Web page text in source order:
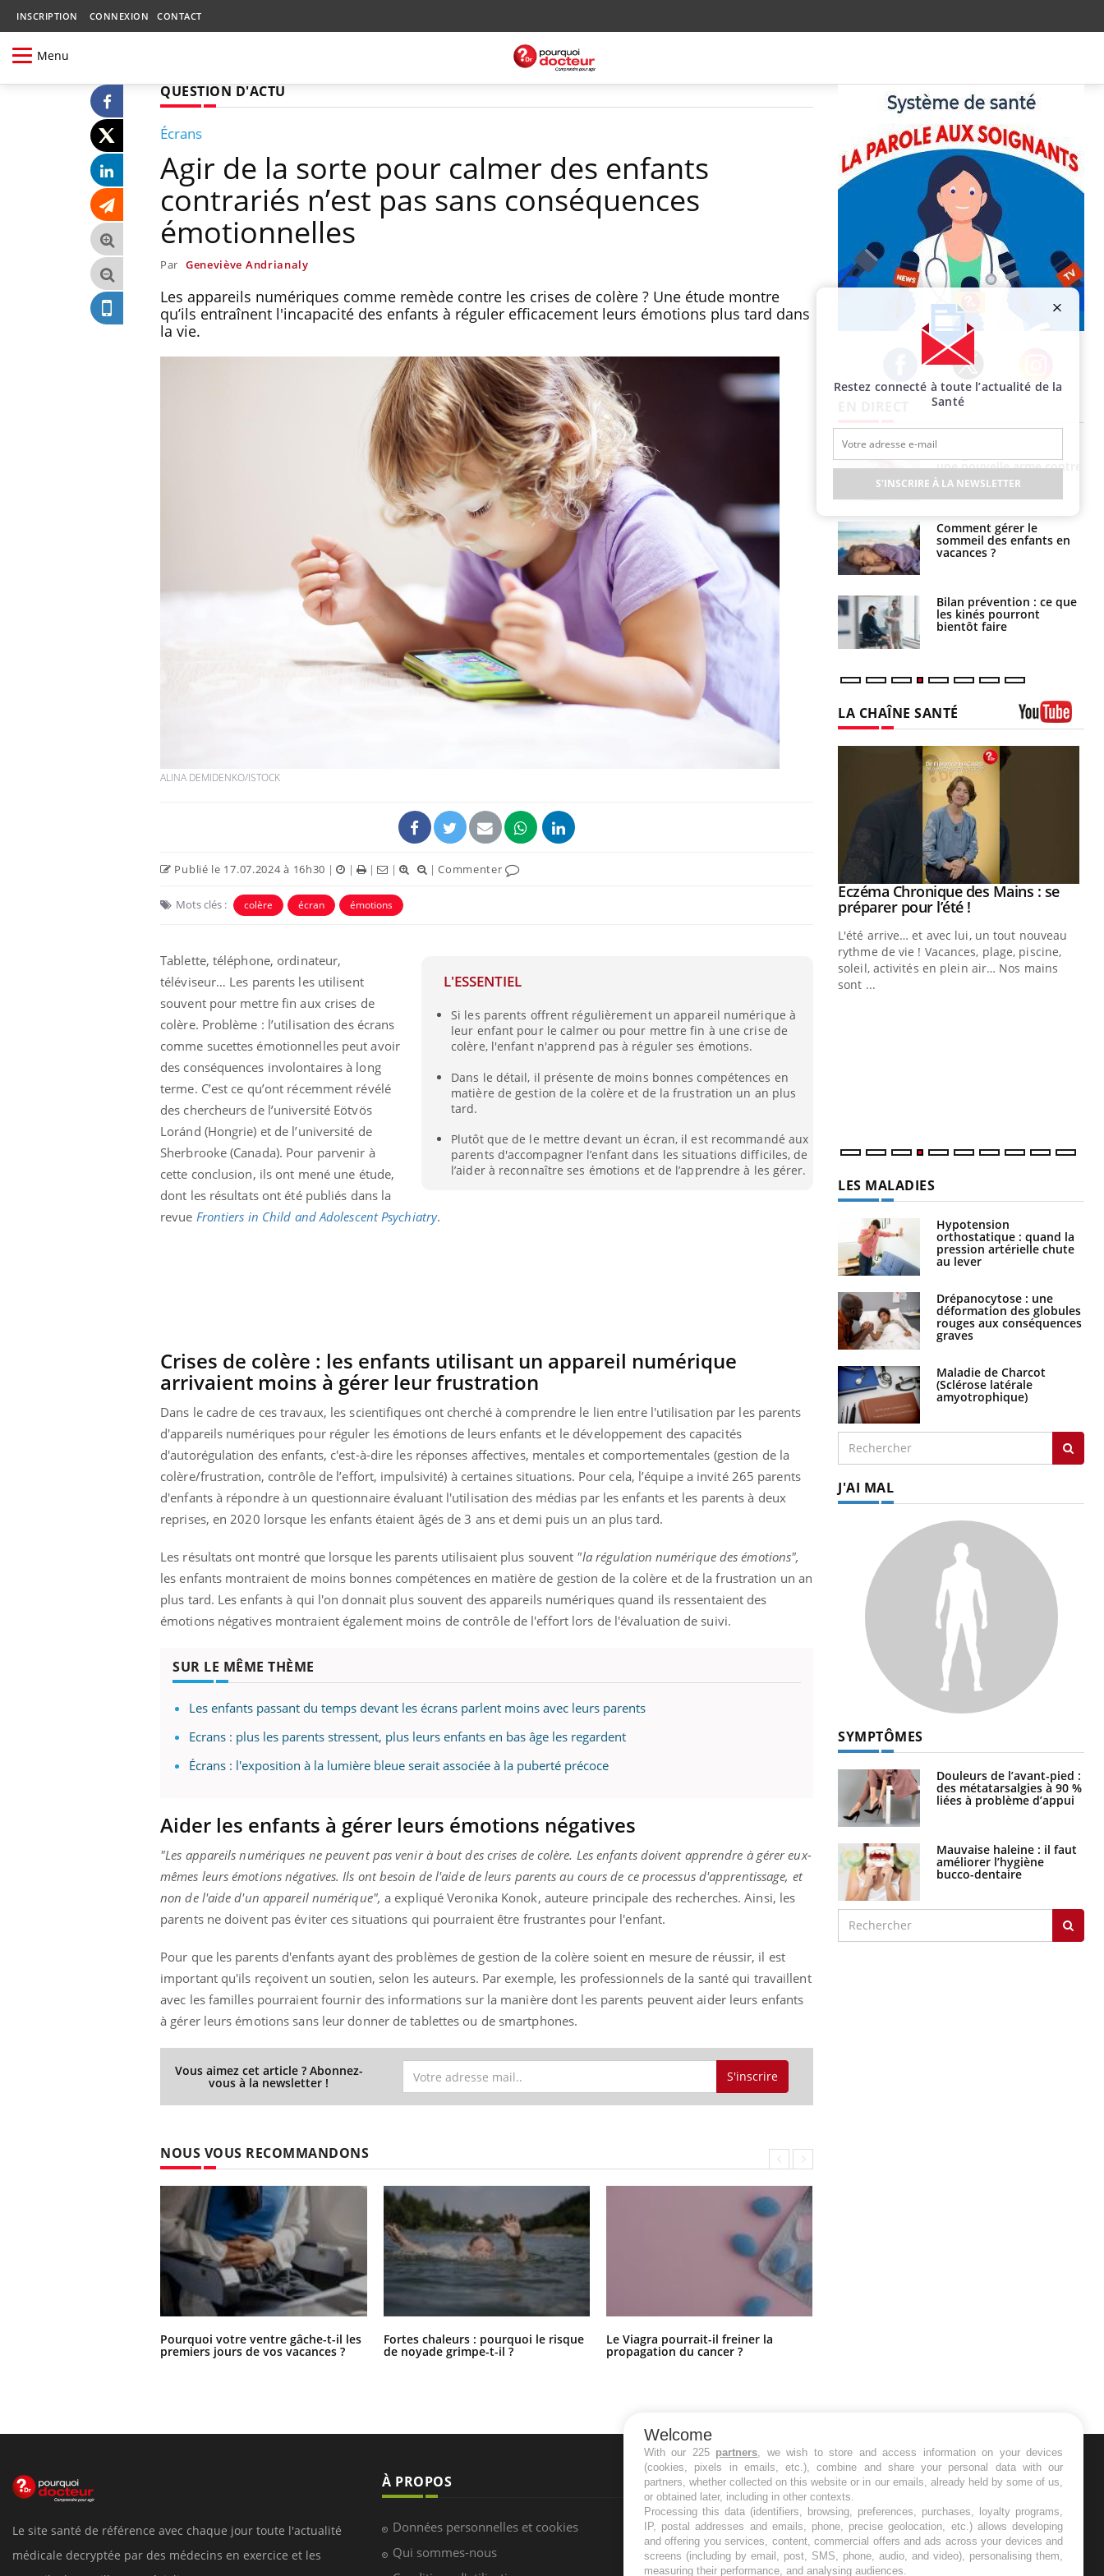
INSCRIPTION CONNEXION CONTACT
Menu
QUESTION D'ACTU
Écrans
Agir de la sorte pour calmer des enfants
contrariés n’est pas sans conséquences
émotionnelles
Par Geneviève Andrianaly
Les appareils numériques comme remède contre les crises de colère ? Une étude montre
qu’ils entraînent l'incapacité des enfants à réguler efficacement leurs émotions plus tard dans
la vie.
ALINA DEMIDENKO/ISTOCK
Publié le 17.07.2024 à 16h30 | | | | |Commenter
Mots clés : colère écran émotions
L'ESSENTIEL
Si les parents offrent régulièrement un appareil numérique à
leur enfant pour le calmer ou pour mettre fin à une crise de
colère, l'enfant n'apprend pas à réguler ses émotions.
Dans le détail, il présente de moins bonnes compétences en
matière de gestion de la colère et de la frustration un an plus
tard.
Plutôt que de le mettre devant un écran, il est recommandé aux
parents d'accompagner l’enfant dans les situations difficiles, de
l’aider à reconnaître ses émotions et de l’apprendre à les gérer.
Tablette, téléphone, ordinateur,
téléviseur… Les parents les utilisent
souvent pour mettre fin aux crises de
colère. Problème : l’utilisation des écrans
comme sucettes émotionnelles peut avoir
des conséquences involontaires à long
terme. C’est ce qu’ont récemment révélé
des chercheurs de l’université Eötvös
Loránd (Hongrie) et de l’université de
Sherbrooke (Canada). Pour parvenir à
cette conclusion, ils ont mené une étude,
dont les résultats ont été publiés dans la
revue Frontiers in Child and Adolescent Psychiatry.
Crises de colère : les enfants utilisant un appareil numérique
arrivaient moins à gérer leur frustration
Dans le cadre de ces travaux, les scientifiques ont cherché à comprendre le lien entre l'utilisation par les parents
d'appareils numériques pour réguler les émotions de leurs enfants et le développement des capacités
d'autorégulation des enfants, c'est-à-dire les réponses affectives, mentales et comportementales (gestion de la
colère/frustration, contrôle de l’effort, impulsivité) à certaines situations. Pour cela, l’équipe a invité 265 parents
d'enfants à répondre à un questionnaire évaluant l'utilisation des médias par les enfants et les parents à deux
reprises, en 2020 lorsque les enfants étaient âgés de 3 ans et demi puis un an plus tard.
Les résultats ont montré que lorsque les parents utilisaient plus souvent "la régulation numérique des émotions",
les enfants montraient de moins bonnes compétences en matière de gestion de la colère et de la frustration un an
plus tard. Les enfants à qui l'on donnait plus souvent des appareils numériques quand ils ressentaient des
émotions négatives montraient également moins de contrôle de l'effort lors de l'évaluation de suivi.
SUR LE MÊME THÈME
Les enfants passant du temps devant les écrans parlent moins avec leurs parents
Ecrans : plus les parents stressent, plus leurs enfants en bas âge les regardent
Écrans : l'exposition à la lumière bleue serait associée à la puberté précoce
Aider les enfants à gérer leurs émotions négatives
"Les appareils numériques ne peuvent pas venir à bout des crises de colère. Les enfants doivent apprendre à gérer eux-
mêmes leurs émotions négatives. Ils ont besoin de l'aide de leurs parents au cours de ce processus d'apprentissage, et
non de l'aide d'un appareil numérique", a expliqué Veronika Konok, auteure principale des recherches. Ainsi, les
parents ne doivent pas éviter ces situations qui pourraient être frustrantes pour l'enfant.
Pour que les parents d'enfants ayant des problèmes de gestion de la colère soient en mesure de réussir, il est
important qu'ils reçoivent un soutien, selon les auteurs. Par exemple, les professionnels de la santé qui travaillent
avec les familles pourraient fournir des informations sur la manière dont les parents peuvent aider leurs enfants
à gérer leurs émotions sans leur donner de tablettes ou de smartphones.
Vous aimez cet article ? Abonnez-
vous à la newsletter ! S'inscrire
NOUS VOUS RECOMMANDONS
Pourquoi votre ventre gâche-t-il les
premiers jours de vos vacances ?
Fortes chaleurs : pourquoi le risque
de noyade grimpe-t-il ?
Le Viagra pourrait-il freiner la
propagation du cancer ?
Facebook Twitter Instagram
pourquoi le risque de
noyade grimpe-t-il ?
Le Viagra pourrait-il
freiner la propagation du
Pourquoi manger moins
de protéines pourrait
finalement être bénéfique
Grossesse et chaleur : ce
que dit la science
Le smartphone nuit-il à
l'apprentissage de la
lecture ?
Mordue par un
barracuda, une petite fille
secourue grâce à un
réflexe essentiel
Légionellose en Suisse :
quelle est l’origine de la
contamination ?
une nouvelle arme contre
les réactions sévères
Comment gérer le
sommeil des enfants en
vacances ?
Bilan prévention : ce que
les kinés pourront
bientôt faire
LA CHAÎNE SANTÉ
Eczéma Chronique des Mains :
expliquer ma maladie Youtube
d'autres non ! D'un côté, poser des
questions sur la maladie d'un proche c'est
Youtube
Carence en fer : comprendre pour
prévenirYoutube
...
Youtube
Eczéma Chronique des Mains : se
préparer pour l’été !Youtube
L'été arrive… et avec lui, un tout nouveau
rythme de vie ! Vacances, plage, piscine,
soleil, activités en plein air… Nos mains
sont ...
LES MALADIES
Hypotension
orthostatique : quand la
pression artérielle chute
au lever
Drépanocytose : une
déformation des globules
rouges aux conséquences
graves
Maladie de Charcot
(Sclérose latérale
amyotrophique)
J'AI MAL
SYMPTÔMES
Douleurs de l’avant-pied :
des métatarsalgies à 90 %
liées à problème d’appui
Mauvaise haleine : il faut
améliorer l’hygiène
bucco-dentaire
Restez connecté à toute l’actualité de la
Santé
S'INSCRIRE À LA NEWSLETTER
Le site santé de référence avec chaque jour toute l'actualité
médicale decryptée par des médecins en exercice et les
À PROPOS
Données personnelles et cookies
Qui sommes-nous
NEWSLETTER
Recevez toutes les semaines les meilleures
infos santé
Welcome
With our 225 partners, we wish to store and access information on your devices
(cookies, pixels in emails, etc.), combine and share your personal data with our
partners, whether collected on this website or in our emails, already held by some of us,
or obtained later, including in other contexts.
Processing this data (identifiers, browsing, preferences, purchases, loyalty programs,
IP, postal addresses and emails, phone, precise geolocation, etc.) allows developing
and offering you services, content, commercial offers and ads across your devices and
screens (including by email, post, SMS, phone, audio, and video), personalising them,
measuring their performance, and analysing audiences.